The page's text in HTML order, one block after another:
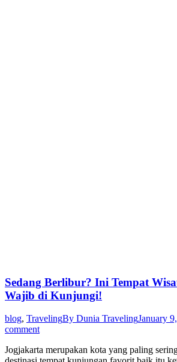
Sedang Berlibur? Ini Tempat
Wajib di Kunjungi!
blog, TravelingBy Dunia TravelingJanuary
comment
Jogjakarta merupakan kota yang paling